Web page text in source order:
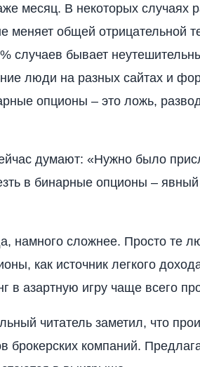
месяц. В некоторых случаях
меняет общей отрицательной
случаев бывает
люди на разных сайтах и
опционы – это ложь,
думают: «Нужно было
в бинарные опционы –
намного сложнее. Просто те
как источник легкого
в азартную игру чаще всего
читатель заметил, что
брокерских компаний.